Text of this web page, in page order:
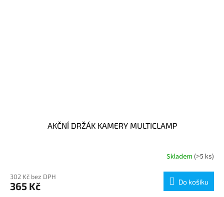
AKČNÍ DRŽÁK KAMERY MULTICLAMP
Skladem (>5 ks)
302 Kč bez DPH
365 Kč Do košíku